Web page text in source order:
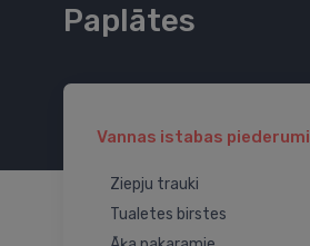
Paplātes
Vannas istabas piederumi
Ziepju trauki
Tualetes birstes